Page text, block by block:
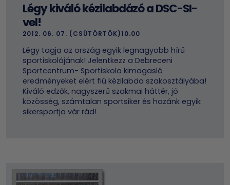
Légy kiváló kézilabdázó a DSC-SI-
vel!
2012. 06. 07. (CSÜTÖRTÖK)10.00
Légy tagja az ország egyik legnagyobb hírű
sportiskolájának! Jelentkezz a Debreceni
Sportcentrum- Sportiskola kimagasló
eredményeket elért fiú kézilabda szakosztályába!
Kiváló edzők, nagyszerű szakmai háttér, jó
közösség, számtalan sportsiker és hazánk egyik
sikersportja vár rád!